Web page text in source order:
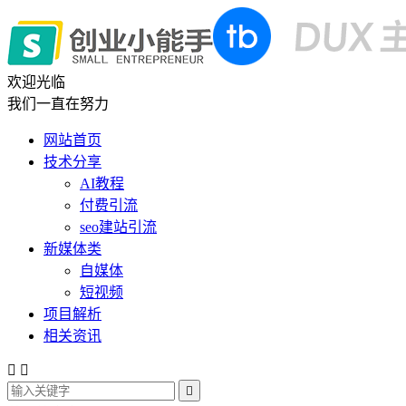
欢迎光临
我们一直在努力
网站首页
技术分享
AI教程
付费引流
seo建站引流
新媒体类
自媒体
短视频
项目解析
相关资讯
 
